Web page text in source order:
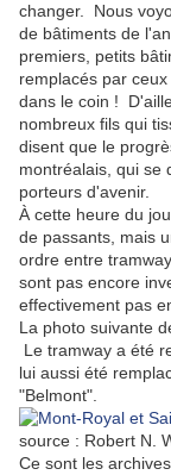
changer. Nous
de bâtiments de
premiers, petits
remplacés par
dans le coin !
nombreux fils qui
disent que le
montréalais, qui se
porteurs d'avenir.
À cette heure du
de passants, mais
ordre entre
sont pas encore
effectivement pas
La photo suivante
Le tramway a été
lui aussi été
"Belmont".
source : Robert N.
Ce sont les